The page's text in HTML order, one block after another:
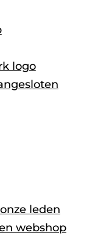
logo
leden
webshop